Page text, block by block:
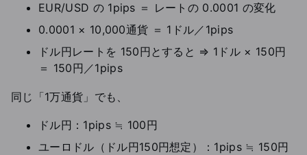
EUR/USD の 1pips ＝ レートの 0.0001 の変化
0.0001 × 10,000通貨 ＝ 1ドル／1pips
ドル円レートを 150円とすると ⇒ 1ドル × 150円
＝ 150円／1pips
同じ「1万通貨」でも、
ドル円：1pips ≒ 100円
ユーロドル（ドル円150円想定）：1pips ≒ 150円